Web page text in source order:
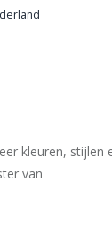
kleuren, stijlen
van